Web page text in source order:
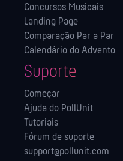
Concursos Musicais
Landing Page
Comparação Par a Par
Calendário do Advento
Suporte
Começar
Ajuda do PollUnit
Tutoriais
Fórum de suporte
support@pollunit.com